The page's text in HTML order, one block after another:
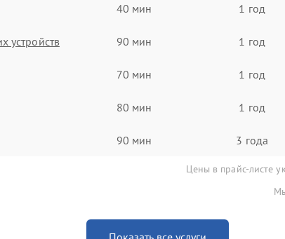
40 мин 1 год
устройств 90 мин 1 год
70 мин 1 год
80 мин 1 год
90 мин 3 года
Цены в прайс-листе